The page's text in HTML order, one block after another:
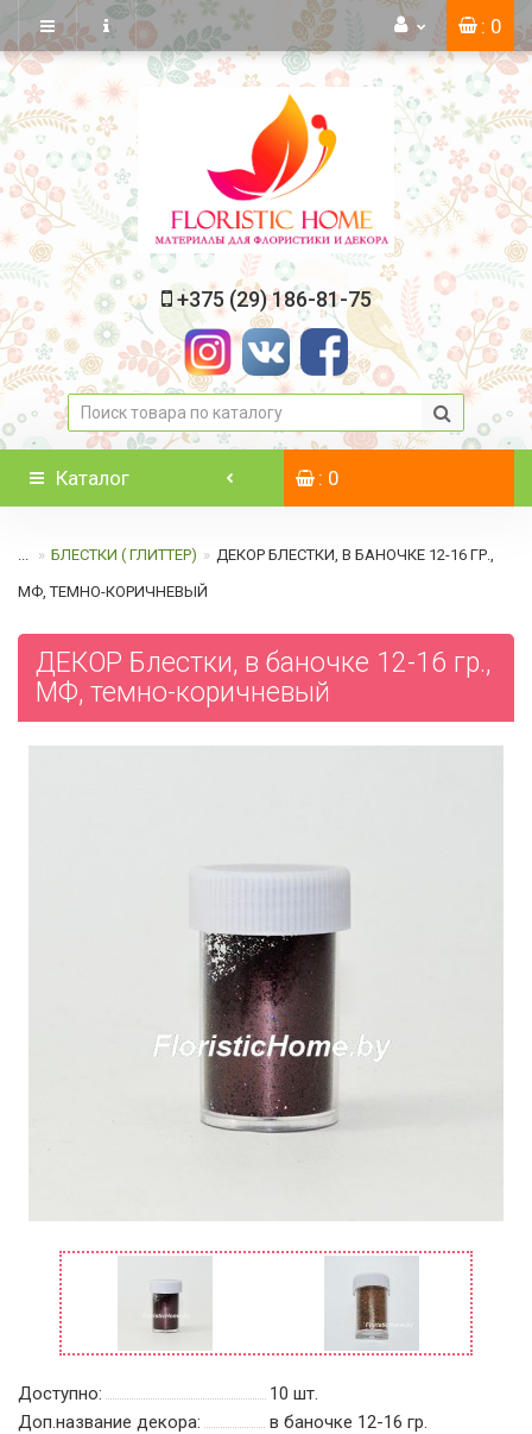
: 0
+375 (29) 186-81-75
Каталог : 0
... БЛЕСТКИ ( ГЛИТТЕР) ДЕКОР БЛЕСТКИ, В БАНОЧКЕ 12-16 ГР.,
МФ, ТЕМНО-КОРИЧНЕВЫЙ
ДЕКОР Блестки, в баночке 12-16 гр.,
МФ, темно-коричневый
Доступно: 10 шт.
Доп.название декора:
в баночке 12-16 гр.